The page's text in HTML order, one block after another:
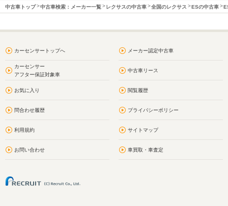
中古車トップ 中古車検索：メーカー一覧 レクサスの中古車 全国のレクサス ESの中古車
カーセンサートップへ メーカー認定中古車
カーセンサー
アフター保証対象車
中古車リース
お気に入り 閲覧履歴
問合わせ履歴 プライバシーポリシー
利用規約 サイトマップ
お問い合わせ 車買取・車査定